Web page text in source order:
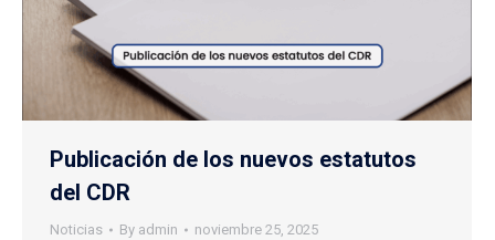
Publicación de los nuevos estatutos
del CDR
Noticias By admin noviembre 25, 2025